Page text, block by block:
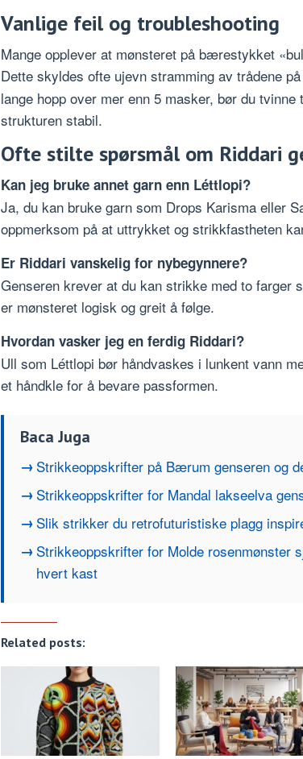
Vanlige feil og troubleshooting
Mange opplever at mønsteret på bærestykket
Dette skyldes ofte ujevn stramming av trådene
lange hopp over mer enn 5 masker, bør du
strukturen stabil.
Ofte stilte spørsmål om Riddari
Kan jeg bruke annet garn enn Léttlopi?
Ja, du kan bruke garn som Drops Karisma eller
oppmerksom på at uttrykket og strikkfastheten
Er Riddari vanskelig for nybegynnere?
Genseren krever at du kan strikke med to farger
er mønsteret logisk og greit å følge.
Hvordan vasker jeg en ferdig Riddari?
Ull som Léttlopi bør håndvaskes i lunkent vann
et håndkle for å bevare passformen.
Baca Juga
Strikkeoppskrifter på Bærum genseren og
Strikkeoppskrifter for Mandal lakseelva
Slik strikker du retrofuturistiske plagg
Strikkeoppskrifter for Molde rosenmønster
hvert kast
Related posts: